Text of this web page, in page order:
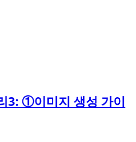
3: ①이미지 생성 가이